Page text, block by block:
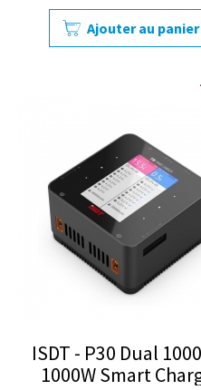
Ajouter au panier
ISDT - P30 Dual
1000W Smart